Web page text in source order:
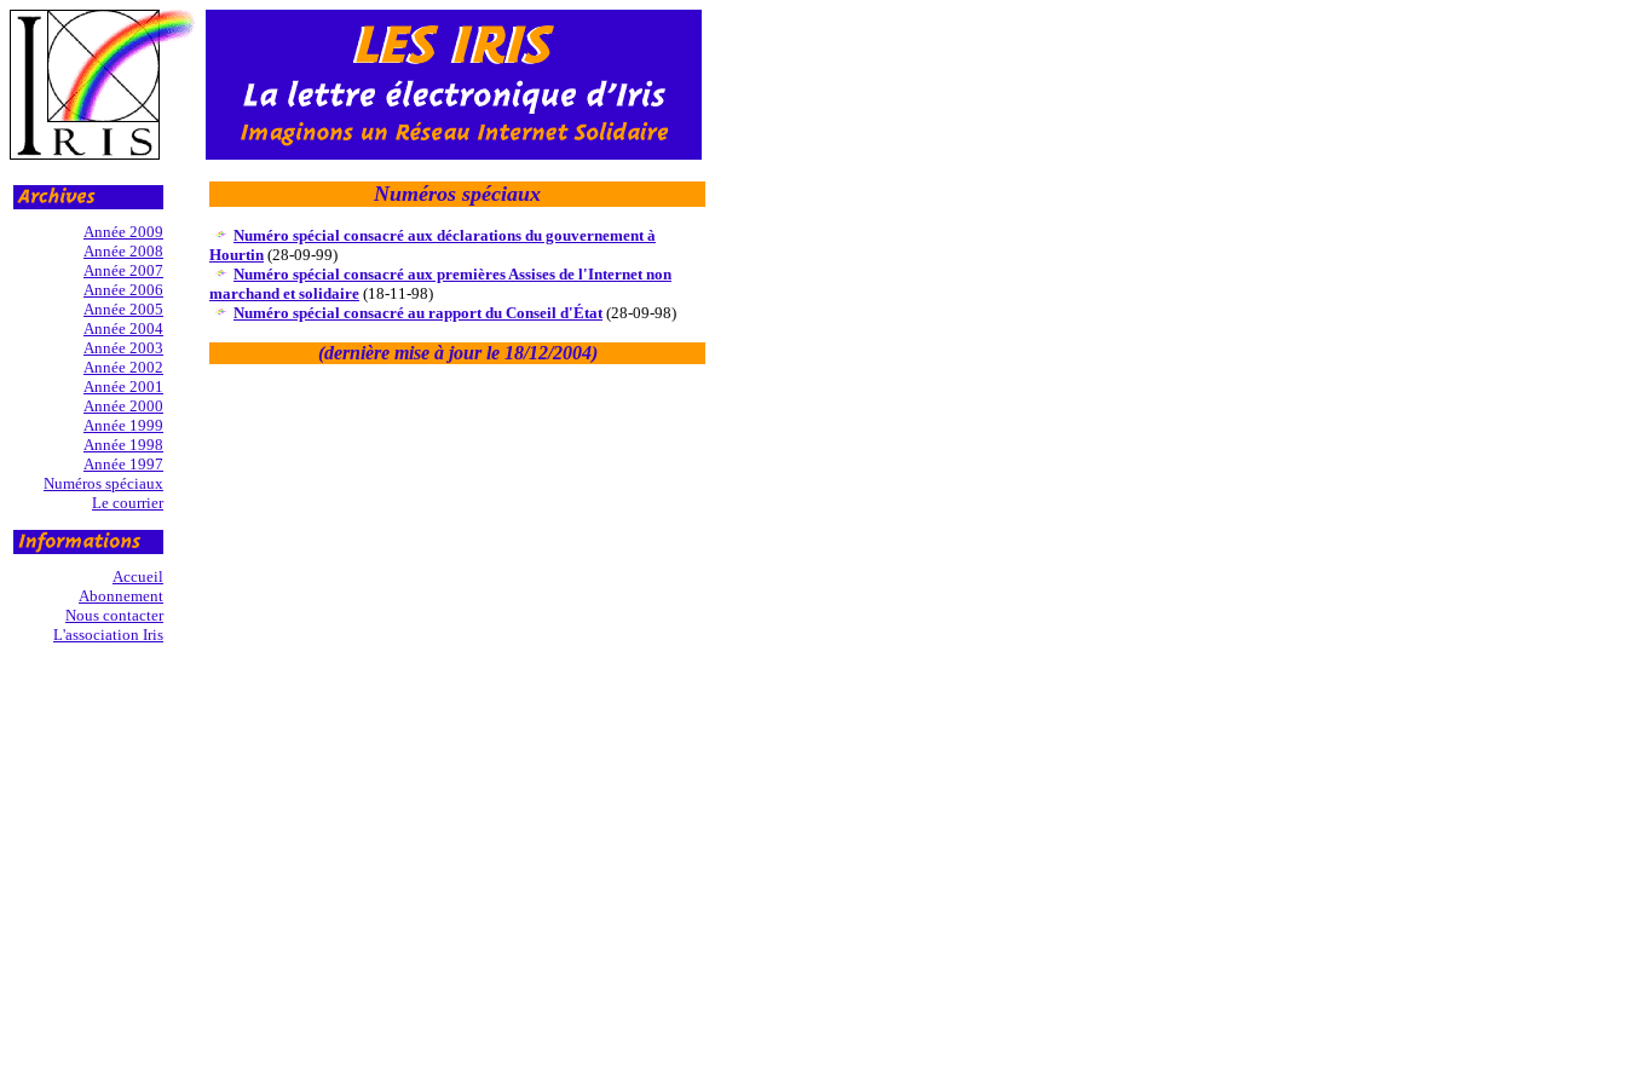
Année 2009
Année 2008
Année 2007
Année 2006
Année 2005
Année 2004
Année 2003
Année 2002
Année 2001
Année 2000
Année 1999
Année 1998
Année 1997
Numéros spéciaux
Le courrier
Accueil
Abonnement
Nous contacter
L'association Iris
Numéros spéciaux
Numéro spécial consacré aux déclarations du gouvernement à
Hourtin (28-09-99)
Numéro spécial consacré aux premières Assises de l'Internet non
marchand et solidaire (18-11-98)
Numéro spécial consacré au rapport du Conseil d'État(28-09-98)
(dernière mise à jour le 18/12/2004)